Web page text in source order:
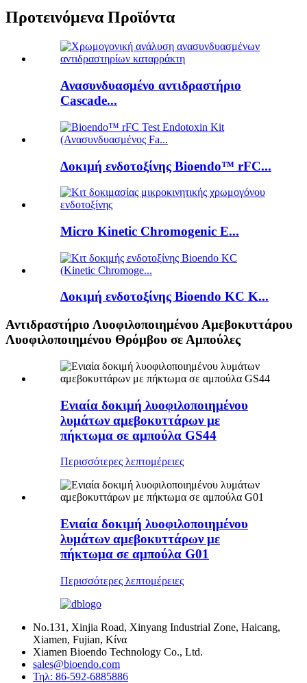
Προτεινόμενα Προϊόντα
Ανασυνδυασμένο αντιδραστήριο
Cascade...
Δοκιμή ενδοτοξίνης Bioendo™ rFC...
Micro Kinetic Chromogenic E...
Δοκιμή ενδοτοξίνης Bioendo KC K...
Αντιδραστήριο Λυοφιλοποιημένου Αμεβοκυττάρου
Λυοφιλοποιημένου Θρόμβου σε Αμπούλες
Ενιαία δοκιμή λυοφιλοποιημένου
λυμάτων αμεβοκυττάρων με
πήκτωμα σε αμπούλα GS44
Περισσότερες λεπτομέρειες
Ενιαία δοκιμή λυοφιλοποιημένου
λυμάτων αμεβοκυττάρων με
πήκτωμα σε αμπούλα G01
Περισσότερες λεπτομέρειες
No.131, Xinjia Road, Xinyang Industrial Zone, Haicang,
Xiamen, Fujian, Κίνα
Xiamen Bioendo Technology Co., Ltd.
sales@bioendo.com
Τηλ: 86-592-6885886